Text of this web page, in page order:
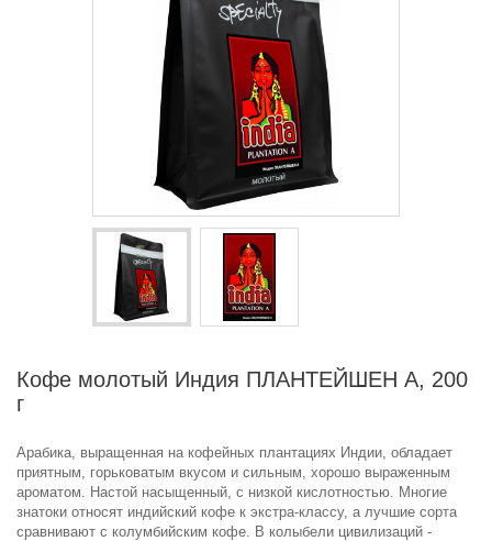
Кофе молотый Индия ПЛАНТЕЙШЕН А, 200
г
Арабика, выращенная на кофейных плантациях Индии, обладает
приятным, горьковатым вкусом и сильным, хорошо выраженным
ароматом. Настой насыщенный, с низкой кислотностью. Многие
знатоки относят индийский кофе к экстра-классу, а лучшие сорта
сравнивают с колумбийским кофе. В колыбели цивилизаций -